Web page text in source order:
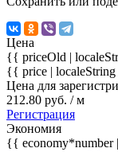
Цена
{{ priceOld |
{{ price |
Цена для
212.80 руб. / м
Регистрация
Экономия
{{ economy*number